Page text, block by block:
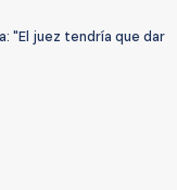
"El juez tendría que dar